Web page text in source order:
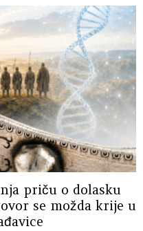
priču o dolasku
se možda krije u